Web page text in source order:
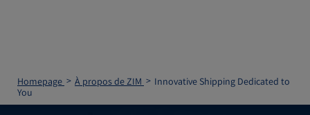
Homepage À propos de ZIM
Innovative Shipping Dedicated to
You